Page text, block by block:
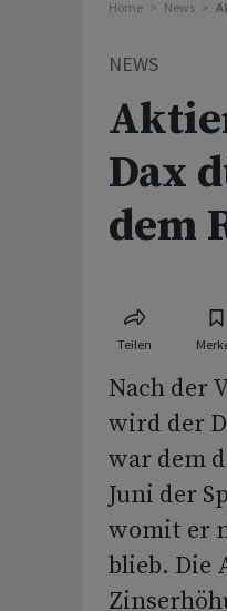
Home News
NEWS
Dax
dem
Teilen
Nach der
wird der
war dem
Juni der
womit er
blieb. Die